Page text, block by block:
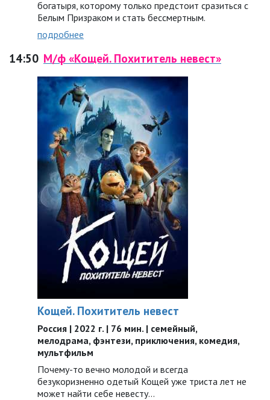
богатыря, которому только предстоит сразиться с
Белым Призраком и стать бессмертным.
подробнее
14:50 М/ф «Кощей. Похититель невест»
Кощей. Похититель невест
Россия | 2022 г. | 76 мин. | семейный,
мелодрама, фэнтези, приключения, комедия,
мультфильм
Почему-то вечно молодой и всегда
безукоризненно одетый Кощей уже триста лет не
может найти себе невесту...